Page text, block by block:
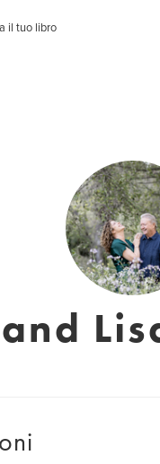
il tuo libro